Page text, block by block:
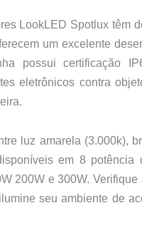
LookLED Spotlux têm
um excelente
possui certificação
eletrônicos contra
luz amarela (3.000k),
em 8 potência
200W e 300W.
seu ambiente de